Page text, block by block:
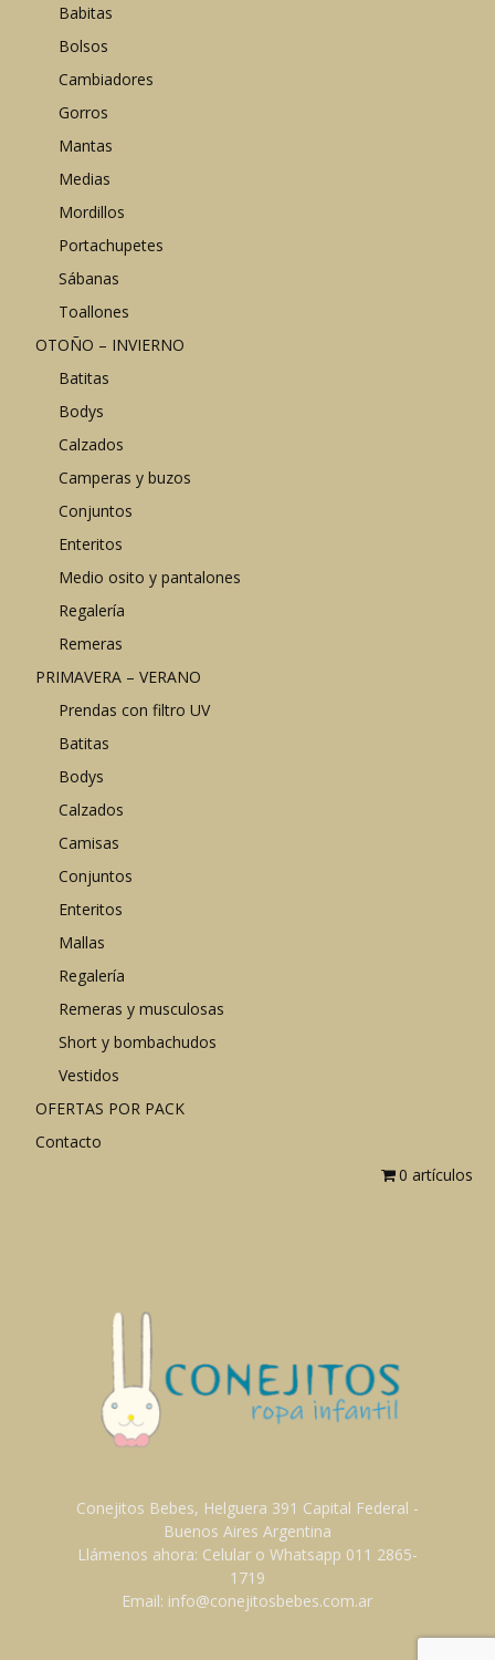
Babitas
Bolsos
Cambiadores
Gorros
Mantas
Medias
Mordillos
Portachupetes
Sábanas
Toallones
OTOÑO – INVIERNO
Batitas
Bodys
Calzados
Camperas y buzos
Conjuntos
Enteritos
Medio osito y pantalones
Regalería
Remeras
PRIMAVERA – VERANO
Prendas con filtro UV
Batitas
Bodys
Calzados
Camisas
Conjuntos
Enteritos
Mallas
Regalería
Remeras y musculosas
Short y bombachudos
Vestidos
OFERTAS POR PACK
Contacto
0 artículos
Conejitos Bebes, Helguera 391 Capital Federal -
Buenos Aires Argentina
Llámenos ahora: Celular o Whatsapp 011 2865-
1719
Email: info@conejitosbebes.com.ar